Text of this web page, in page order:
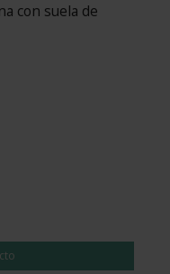
con suela de